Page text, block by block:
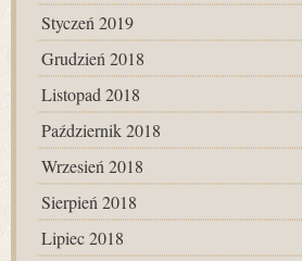
Styczeń 2019
Grudzień 2018
Listopad 2018
Październik 2018
Wrzesień 2018
Sierpień 2018
Lipiec 2018